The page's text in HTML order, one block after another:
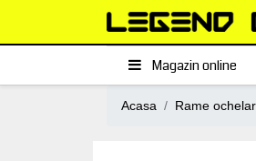
Magazin online
Acasa Rame